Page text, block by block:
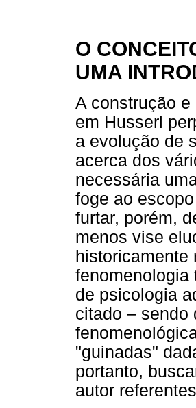
O
UMA
A construção
em Husserl
a evolução de
acerca dos
necessária
foge ao
furtar, porém,
menos vise
historicamente
fenomenologia
de psicologia
citado – sendo
"guinadas"
portanto,
autor